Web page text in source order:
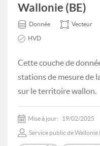
Wallonie (BE)
Donnée Vecteur
HVD
Cette couche de
stations de mesure de
sur le territoire wallon.
Mise à jour: 19/02/2025
Service public de Wallonie